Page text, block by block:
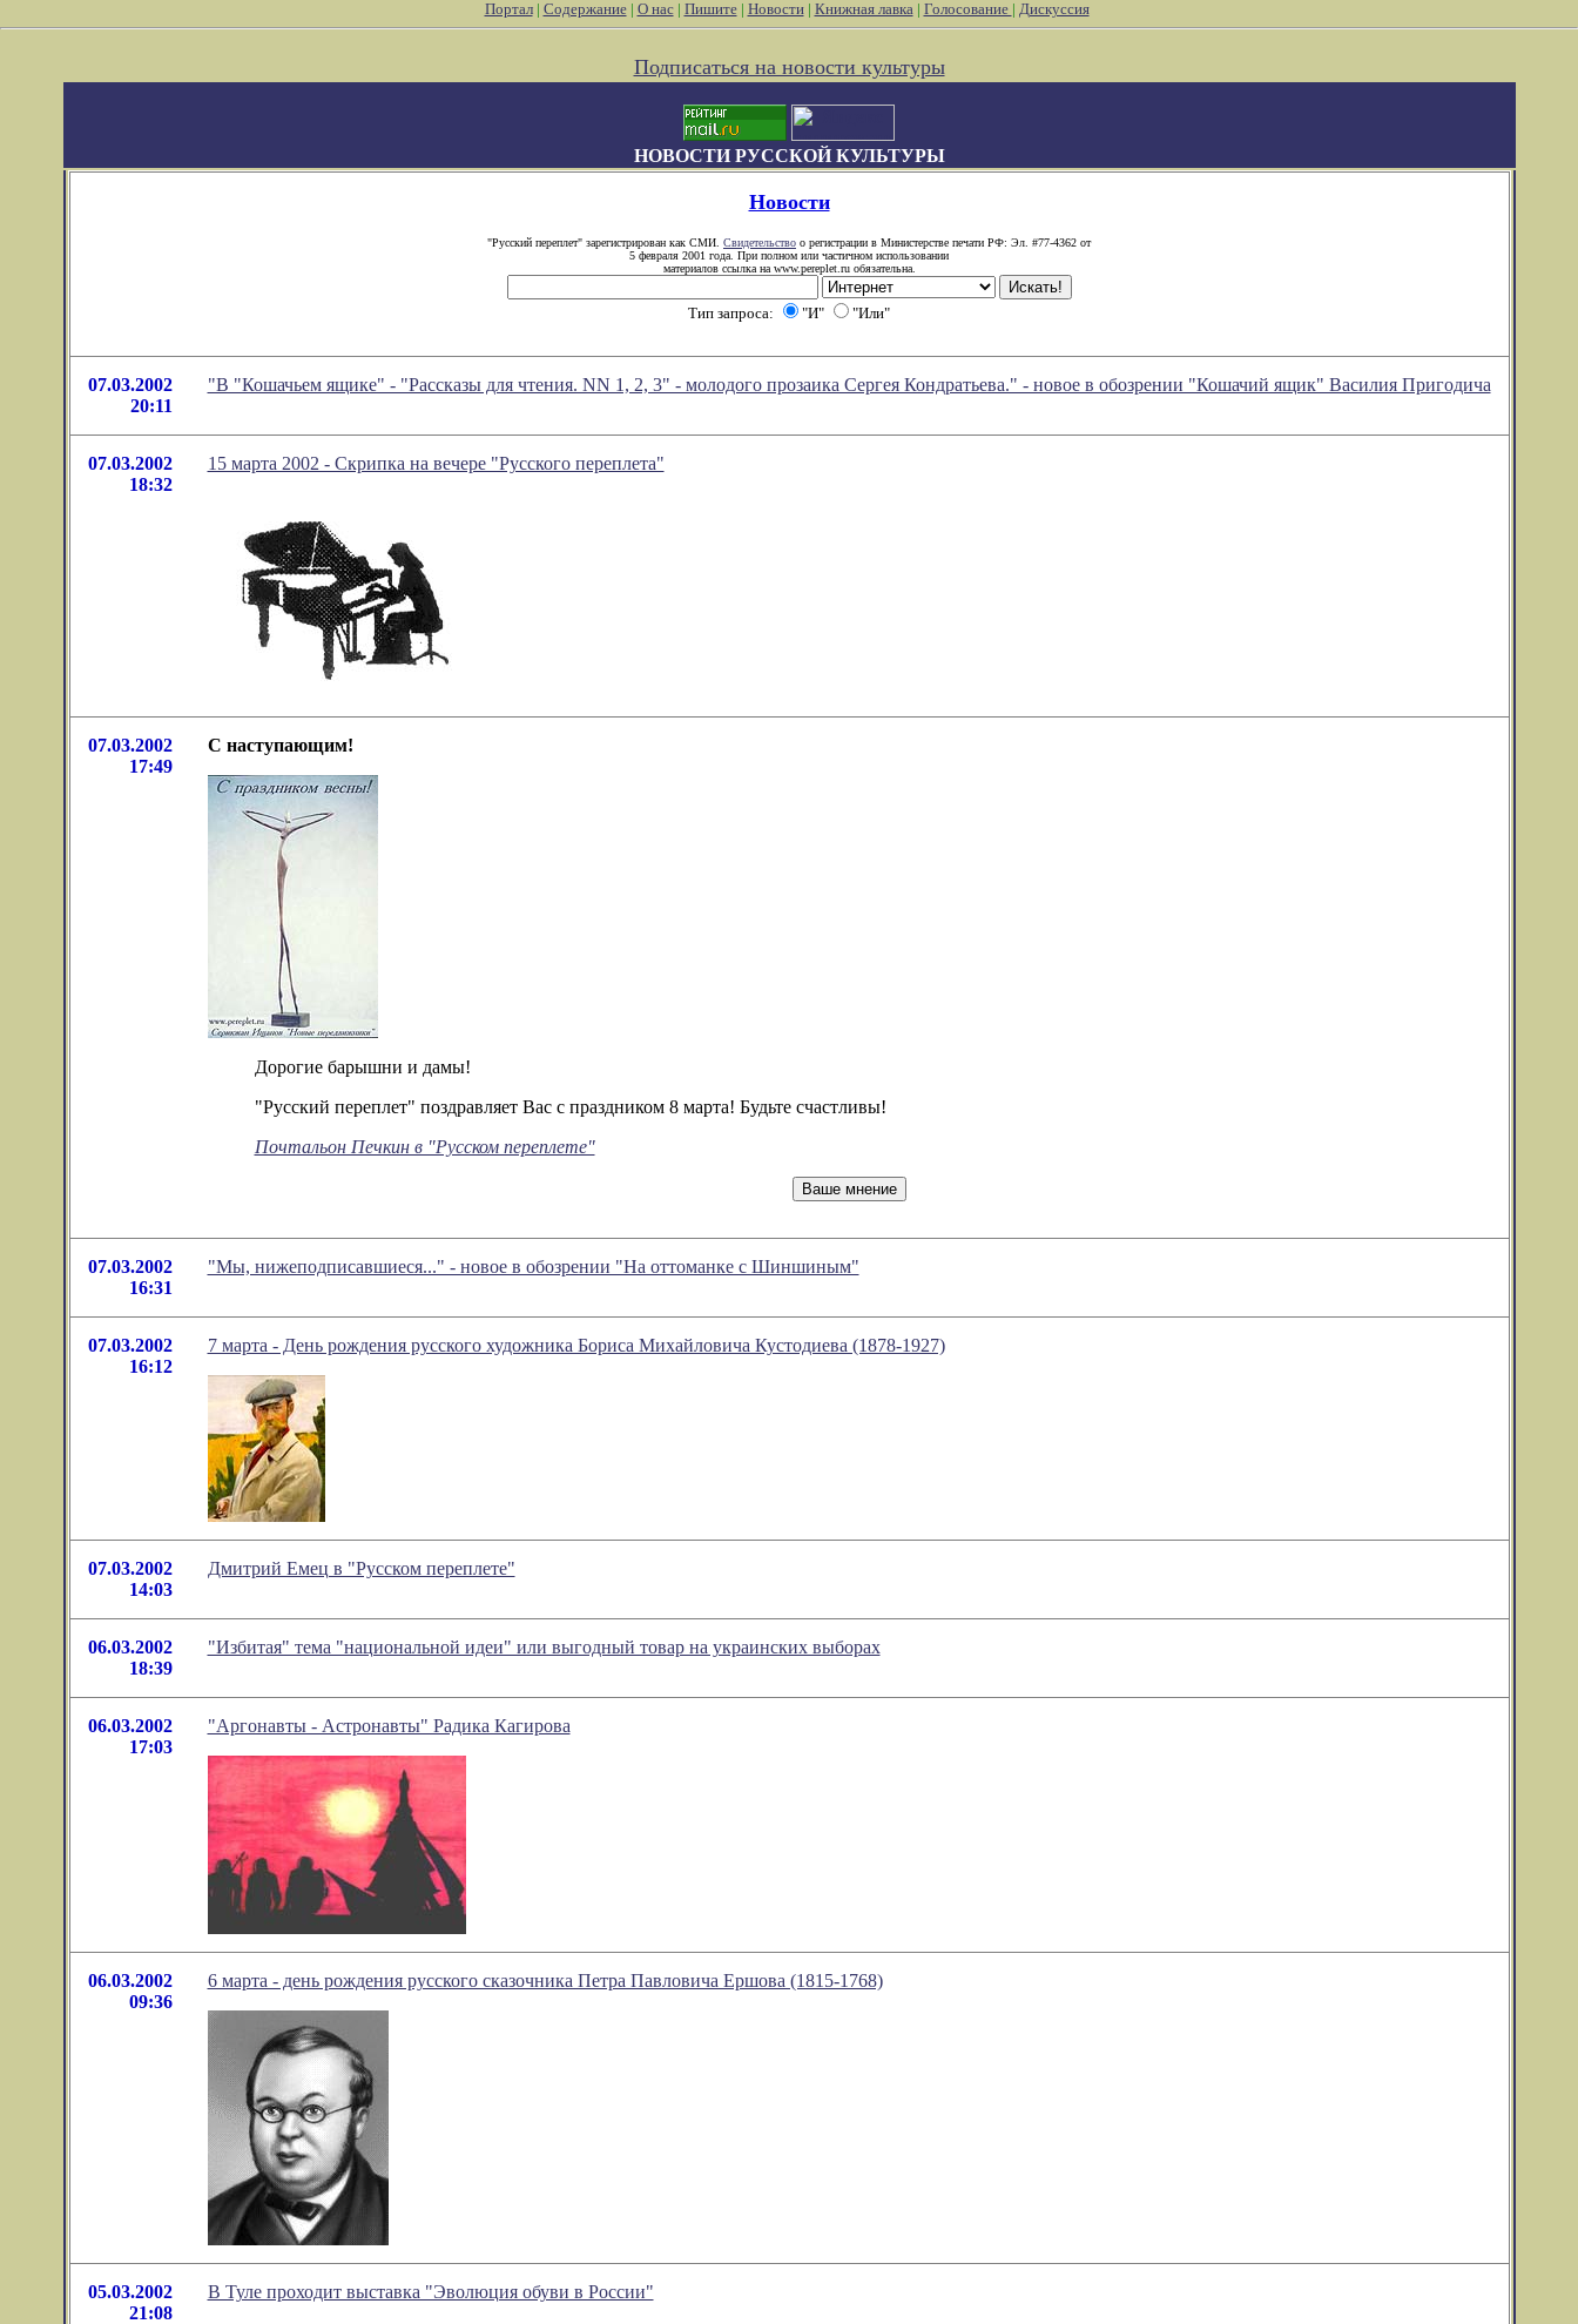
Портал| Содержание| О нас| Пишите| Новости| Книжная лавка| Голосование | Дискуссия
Подписаться на новости культуры
НОВОСТИ РУССКОЙ КУЛЬТУРЫ
Новости
"Русский переплет" зарегистрирован как СМИ. Свидетельство о регистрации в Министерстве печати РФ: Эл. #77-4362 от
5 февраля 2001 года. При полном или частичном использовании
материалов ссылка на www.pereplet.ru обязательна.
Тип запроса: "И" "Или"
07.03.2002
20:11
"В "Кошачьем ящике" - "Рассказы для чтения. NN 1, 2, 3" - молодого прозаика Сергея Кондратьева." - новое в обозрении "Кошачий ящик" Василия Пригодича
07.03.2002
18:32
15 марта 2002 - Скрипка на вечере "Русского переплета"
07.03.2002
17:49
С наступающим!
Дорогие барышни и дамы!
"Русский переплет" поздравляет Вас с праздником 8 марта! Будьте счастливы!
Почтальон Печкин в "Русском переплете"
07.03.2002
16:31
"Мы, нижеподписавшиеся..." - новое в обозрении "На оттоманке с Шиншиным"
07.03.2002
16:12
7 марта - День рождения русского художника Бориса Михайловича Кустодиева (1878-1927)
07.03.2002
14:03
Дмитрий Емец в "Русском переплете"
06.03.2002
18:39
"Избитая" тема "национальной идеи" или выгодный товар на украинских выборах
06.03.2002
17:03
"Аргонавты - Астронавты" Радика Кагирова
06.03.2002
09:36
6 марта - день рождения русского сказочника Петра Павловича Ершова (1815-1768)
05.03.2002
21:08
В Туле проходит выставка "Эволюция обуви в России"